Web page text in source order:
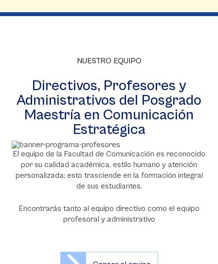
NUESTRO EQUIPO
Directivos, Profesores y
Administrativos del Posgrado
Maestría en Comunicación
Estratégica
El equipo de la Facultad de Comunicación es reconocido
por su calidad académica, estilo humano y atención
personalizada; esto trasciende en la formación integral
de sus estudiantes.
Encontrarás tanto al equipo directivo como el equipo
profesoral y administrativo